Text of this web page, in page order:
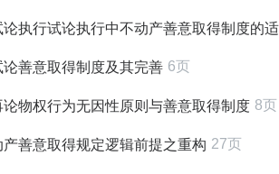
论执行试论执行中不动产善意取得制度的
论善意取得制度及其完善 6页
论物权行为无因性原则与善意取得制度 8页
产善意取得规定逻辑前提之重构 27页